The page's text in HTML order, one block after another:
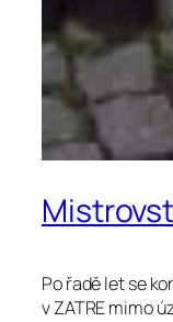
Po řadě let se
v ZATRE mimo